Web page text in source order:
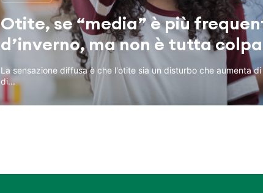
Otite, se “media” è più
d’inverno, ma non è tutta
La sensazione diffusa è che l'otite sia un disturbo che aumenta
di...